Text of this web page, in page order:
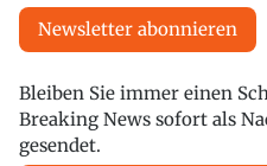
Newsletter abonnieren
Bleiben Sie immer einen
Breaking News sofort als
gesendet.